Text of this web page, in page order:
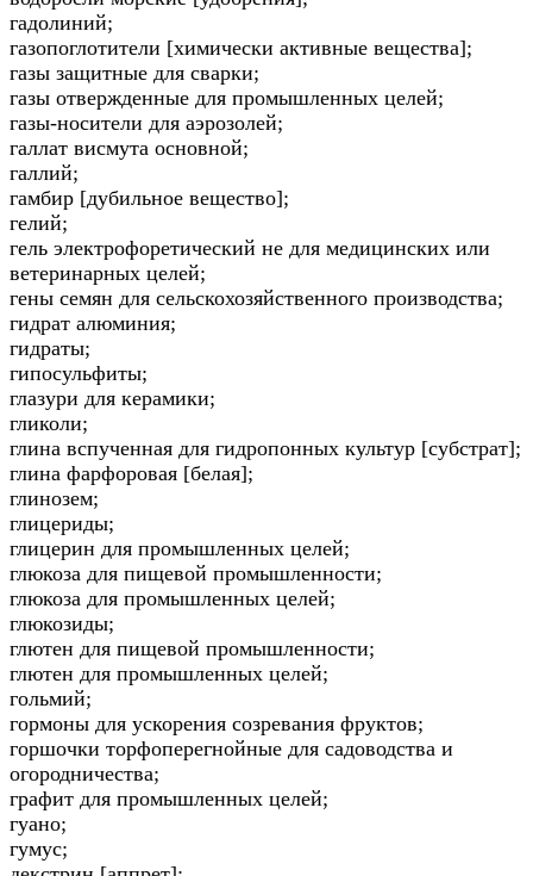
гадолиний;
газопоглотители [химически активные вещества];
газы защитные для сварки;
газы отвержденные для промышленных целей;
газы-носители для аэрозолей;
галлат висмута основной;
галлий;
гамбир [дубильное вещество];
гелий;
гель электрофоретический не для медицинских или
ветеринарных целей;
гены семян для сельскохозяйственного производства;
гидрат алюминия;
гидраты;
гипосульфиты;
глазури для керамики;
гликоли;
глина вспученная для гидропонных культур [субстрат];
глина фарфоровая [белая];
глинозем;
глицериды;
глицерин для промышленных целей;
глюкоза для пищевой промышленности;
глюкоза для промышленных целей;
глюкозиды;
глютен для пищевой промышленности;
глютен для промышленных целей;
гольмий;
гормоны для ускорения созревания фруктов;
горшочки торфоперегнойные для садоводства и
огородничества;
графит для промышленных целей;
гуано;
гумус;